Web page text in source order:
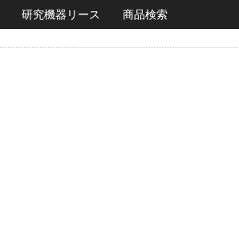
研究機器リース 商品検索